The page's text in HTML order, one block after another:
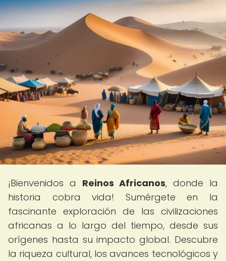
¡Bienvenidos a Reinos Africanos, donde la
historia cobra vida! Sumérgete en la
fascinante exploración de las civilizaciones
africanas a lo largo del tiempo, desde sus
orígenes hasta su impacto global. Descubre
la riqueza cultural, los avances tecnológicos y